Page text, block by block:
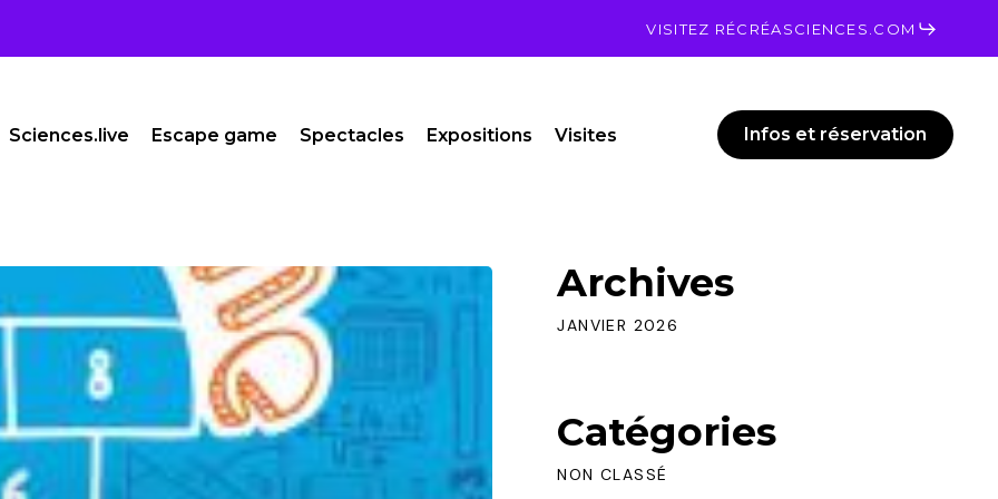
VISITEZ RÉCRÉASCIENCES.COM
Sciences.live Escape game Spectacles Expositions Visites Infos et réservation
Archives
JANVIER 2026
Catégories
NON CLASSÉ